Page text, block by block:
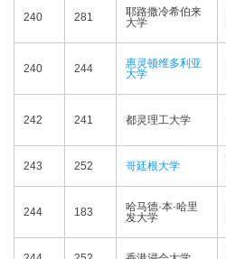
240 281
耶路撒冷希伯来
大学
240 244
惠灵顿维多利亚
大学
242 241 都灵理工大学
243 252 哥廷根大学
244 183
哈马德·本·哈里
发大学